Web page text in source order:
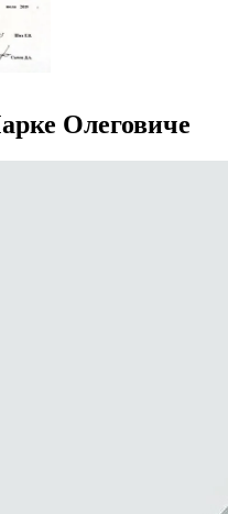
Олеговиче